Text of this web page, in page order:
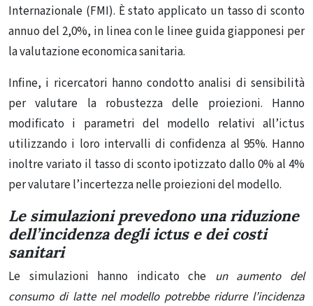
Internazionale (FMI). È stato applicato un tasso di sconto
annuo del 2,0%, in linea con le linee guida giapponesi per
la valutazione economica sanitaria.
Infine, i ricercatori hanno condotto analisi di sensibilità
per valutare la robustezza delle proiezioni. Hanno
modificato i parametri del modello relativi all’ictus
utilizzando i loro intervalli di confidenza al 95%. Hanno
inoltre variato il tasso di sconto ipotizzato dallo 0% al 4%
per valutare l’incertezza nelle proiezioni del modello.
Le simulazioni prevedono una riduzione
dell’incidenza degli ictus e dei costi
sanitari
Le simulazioni hanno indicato che un aumento del
consumo di latte nel modello potrebbe ridurre l’incidenza